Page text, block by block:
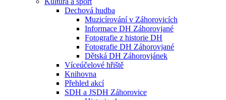
Dechová hudba
Muzicírování v Záhorovicích
Informace DH Záhorovjané
Fotografie z historie DH
Fotografie DH Záhorovjané
Dětská DH Záhorovjánek
Víceúčelové hřiště
Knihovna
Přehled akcí
SDH a JSDH Záhorovice